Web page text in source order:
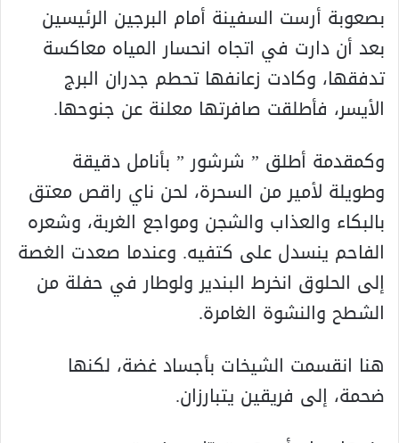
بصعوبة أرست السفينة أمام البرجين الرئيسين
بعد أن دارت في اتجاه انحسار المياه معاكسة
تدفقها، وكادت زعانفها تحطم جدران البرج
الأيسر، فأطلقت صافرتها معلنة عن جنوحها.
وكمقدمة أطلق ” شرشور ” بأنامل دقيقة
وطويلة لأمير من السحرة، لحن ناي راقص معتق
بالبكاء والعذاب والشجن ومواجع الغربة، وشعره
الفاحم ينسدل على كتفيه. وعندما صعدت الغصة
إلى الحلوق انخرط البندير ولوطار في حفلة من
الشطح والنشوة الغامرة.
هنا انقسمت الشيخات بأجساد غضة، لكنها
ضحمة، إلى فريقين يتبارزان.